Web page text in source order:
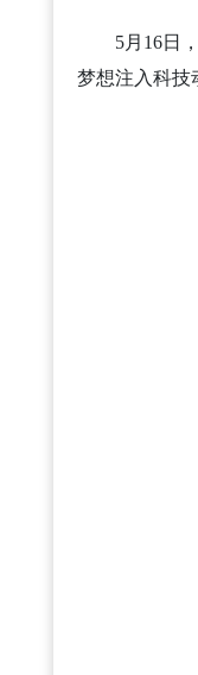
5月16日
梦想注入科技